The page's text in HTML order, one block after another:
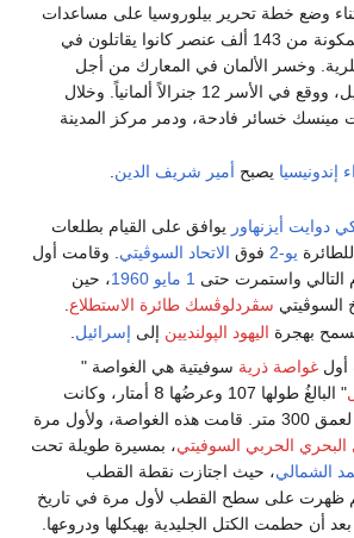
اثناء وضع خطة تحرير بيلوروسيا على مساعدات
تشكيلات الأنصار المكونة من 143 ألف عنصر كانوا يقاتلون في
وخسر الألمان في المعارك من أجل
مينسك 70 ألف قتيل، ووقع في الأسر 12 جنرالاً ألمانياً. وخلال
مينسك خسائر فادحة، ودمر مركز المدينة
إندونيسيا يصبح أمير شريف الدين.
دوايت أيزنهاور يوافق على القيام بطلعات
يو-2 فوق الاتحاد السوڤيتي . وقامت أول
التالي واستمرت حتى 1 مايو 1960، حين
السوڤيتي سڤردلوڤسك طائرة الاستطلاع
بهجرة اليهود الپولنديين إلى إسرائيل
أولغواصة ذرية سوفيتية هي الغواصة "
" البالغُ طولها 107 وعرضُها 8َ أمتار، وكانت
قادرة على الغوص لعمق 300 متر. قامت هذه الغواصة، ولأول مرة
الحربي السوفيتي، بمسيرة طويلة تحت
الشمالي، حيث اجتازت نقطة القطب
ظهرت على سطح القطب لأول مرة في تاريخ
أن حطمت الكتل الجليدية بهيكلها ودروعها.